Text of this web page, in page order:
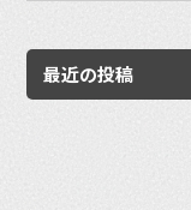
最近の投稿